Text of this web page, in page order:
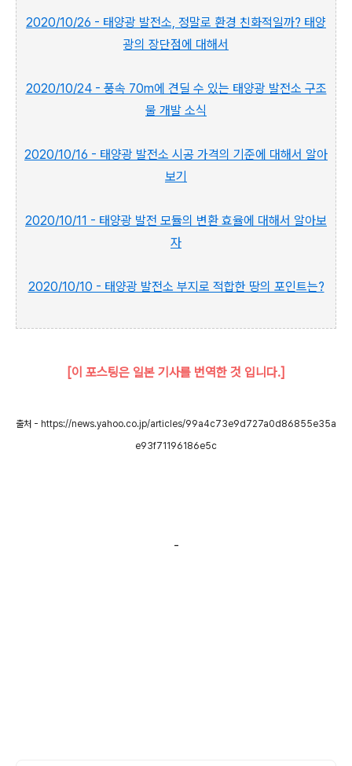
2020/10/26 - 태양광 발전소, 정말로 환경 친화적일까? 태양
광의 장단점에 대해서
2020/10/24 - 풍속 70m에 견딜 수 있는 태양광 발전소 구조
물 개발 소식
2020/10/16 - 태양광 발전소 시공 가격의 기준에 대해서 알아
보기
2020/10/11 - 태양광 발전 모듈의 변환 효율에 대해서 알아보
자
2020/10/10 - 태양광 발전소 부지로 적합한 땅의 포인트는?
[이 포스팅은 일본 기사를 번역한 것 입니다.]
출처 - https://news.yahoo.co.jp/articles/99a4c73e9d727a0d86855e35a
e93f71196186e5c
-